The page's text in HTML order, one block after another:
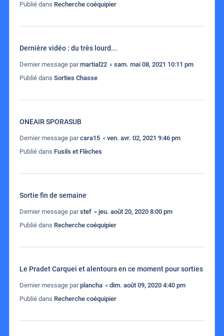
Publié dans Recherche coéquipier
Dernière vidéo : du très lourd...
Dernier message parmartial22 « sam. mai 08, 2021 10:11 pm
Publié dans Sorties Chasse
ONEAIR SPORASUB
Dernier message parcara15 « ven. avr. 02, 2021 9:46 pm
Publié dans Fusils et Flèches
Sortie fin de semaine
Dernier message parstef « jeu. août 20, 2020 8:00 pm
Publié dans Recherche coéquipier
Le Pradet Carquei et alentours en ce moment pour sorties
Dernier message parplancha « dim. août 09, 2020 4:40 pm
Publié dans Recherche coéquipier